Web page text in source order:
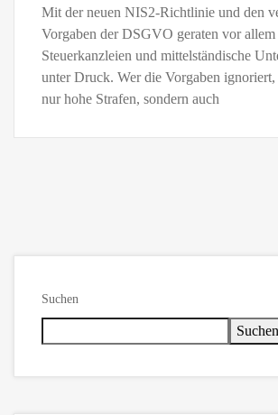
Mit der neuen NIS2-Richtlinie und den
Vorgaben der DSGVO geraten vor allem
Steuerkanzleien und mittelständische
unter Druck. Wer die Vorgaben
nur hohe Strafen, sondern auch
Suchen
Suchen